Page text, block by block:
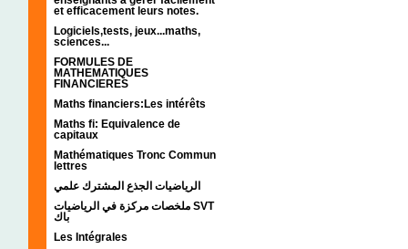
et efficacement leurs notes.
Logiciels,tests, jeux...maths,
sciences...
FORMULES DE
MATHEMATIQUES
FINANCIERES
Maths financiers:Les intérêts
Maths fi: Equivalence de
capitaux
Mathématiques Tronc Commun
lettres
الرياضيات الجذع المشترك علمي
ملخصات مركزة في الرياضيات SVT
باك
Les Intégrales